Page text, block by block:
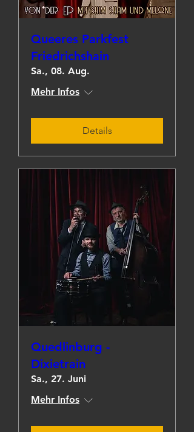
Queeres Parkfest
Friedrichshain
Sa., 08. Aug.
Mehr Infos
Details
Quedlinburg -
Dixietrain
Sa., 27. Juni
Mehr Infos